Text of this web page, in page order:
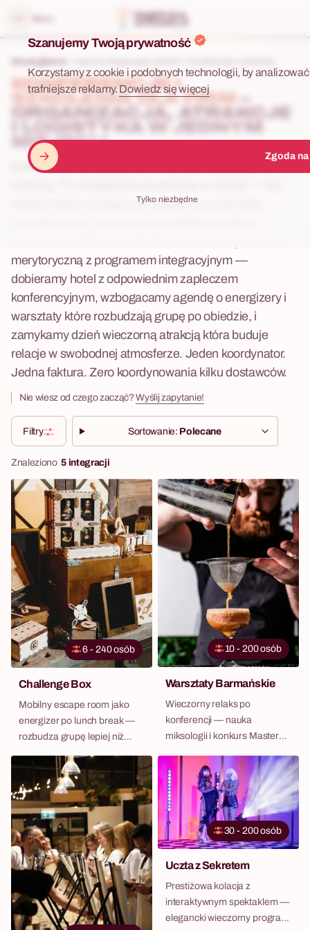
Szanujemy Twoją prywatność
Korzystamy z cookie i podobnych technologii, by
trafniejsze reklamy.Dowiedz się więcej
Tylko niezbędne
Zgoda
KONFERENCJE I
SZKOLENIA DLA FIRM
ORGANIZACJA, ATRAKCJE
I LOGISTYKA W JEDNYM
MIEJSCU
Konferencja lub szkolenie to nie tylko sala, projektor i
sukces zależy od tego czy uczestnicy wychodzą
merytoryczną z programem integracyjnym —
dobieramy hotel z odpowiednim zapleczem
konferencyjnym, wzbogacamy agendę o energizery i
warsztaty które rozbudzają grupę po obiedzie, i
zamykamy dzień wieczorną atrakcją która buduje
relacje w swobodnej atmosferze. Jeden koordynator.
Jedna faktura. Zero koordynowania kilku dostawców.
Nie wiesz od czego zacząć?Wyślij zapytanie!
Filtry Sortowanie: Polecane
Znaleziono5 integracji
6 - 240 osób
Challenge Box
Mobilny escape room jako
energizer po lunch break —
rozbudza grupę lepiej niż
10 - 200 osób
Warsztaty Barmańskie
Wieczorny relaks po
konferencji — nauka
miksologii i konkurs Master
30 - 200 osób
Uczta z Sekretem
Prestiżowa kolacja z
interaktywnym spektaklem —
elegancki wieczorny program